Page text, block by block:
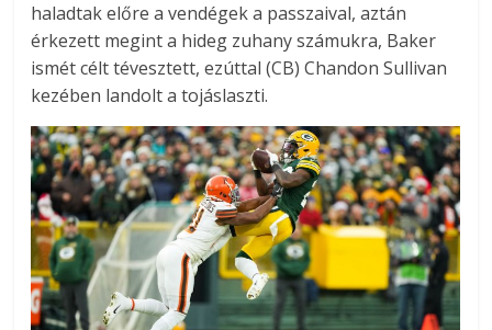
haladtak előre a vendégek a passzaival, aztán
érkezett megint a hideg zuhany számukra, Baker
ismét célt tévesztett, ezúttal (CB) Chandon Sullivan
kezében landolt a tojáslaszti.